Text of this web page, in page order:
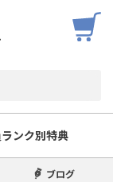
ンク別特典
ブログ